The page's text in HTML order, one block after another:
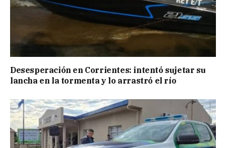
Desesperación en Corrientes: intentó sujetar su
lancha en la tormenta y lo arrastró el río